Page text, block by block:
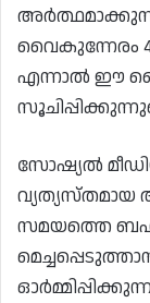
വൈകുന്നേരം
എന്നാൽ ഈ
സോഷ്യൽ
വ്യത്യസ്‌തമായ
സമയത്തെ